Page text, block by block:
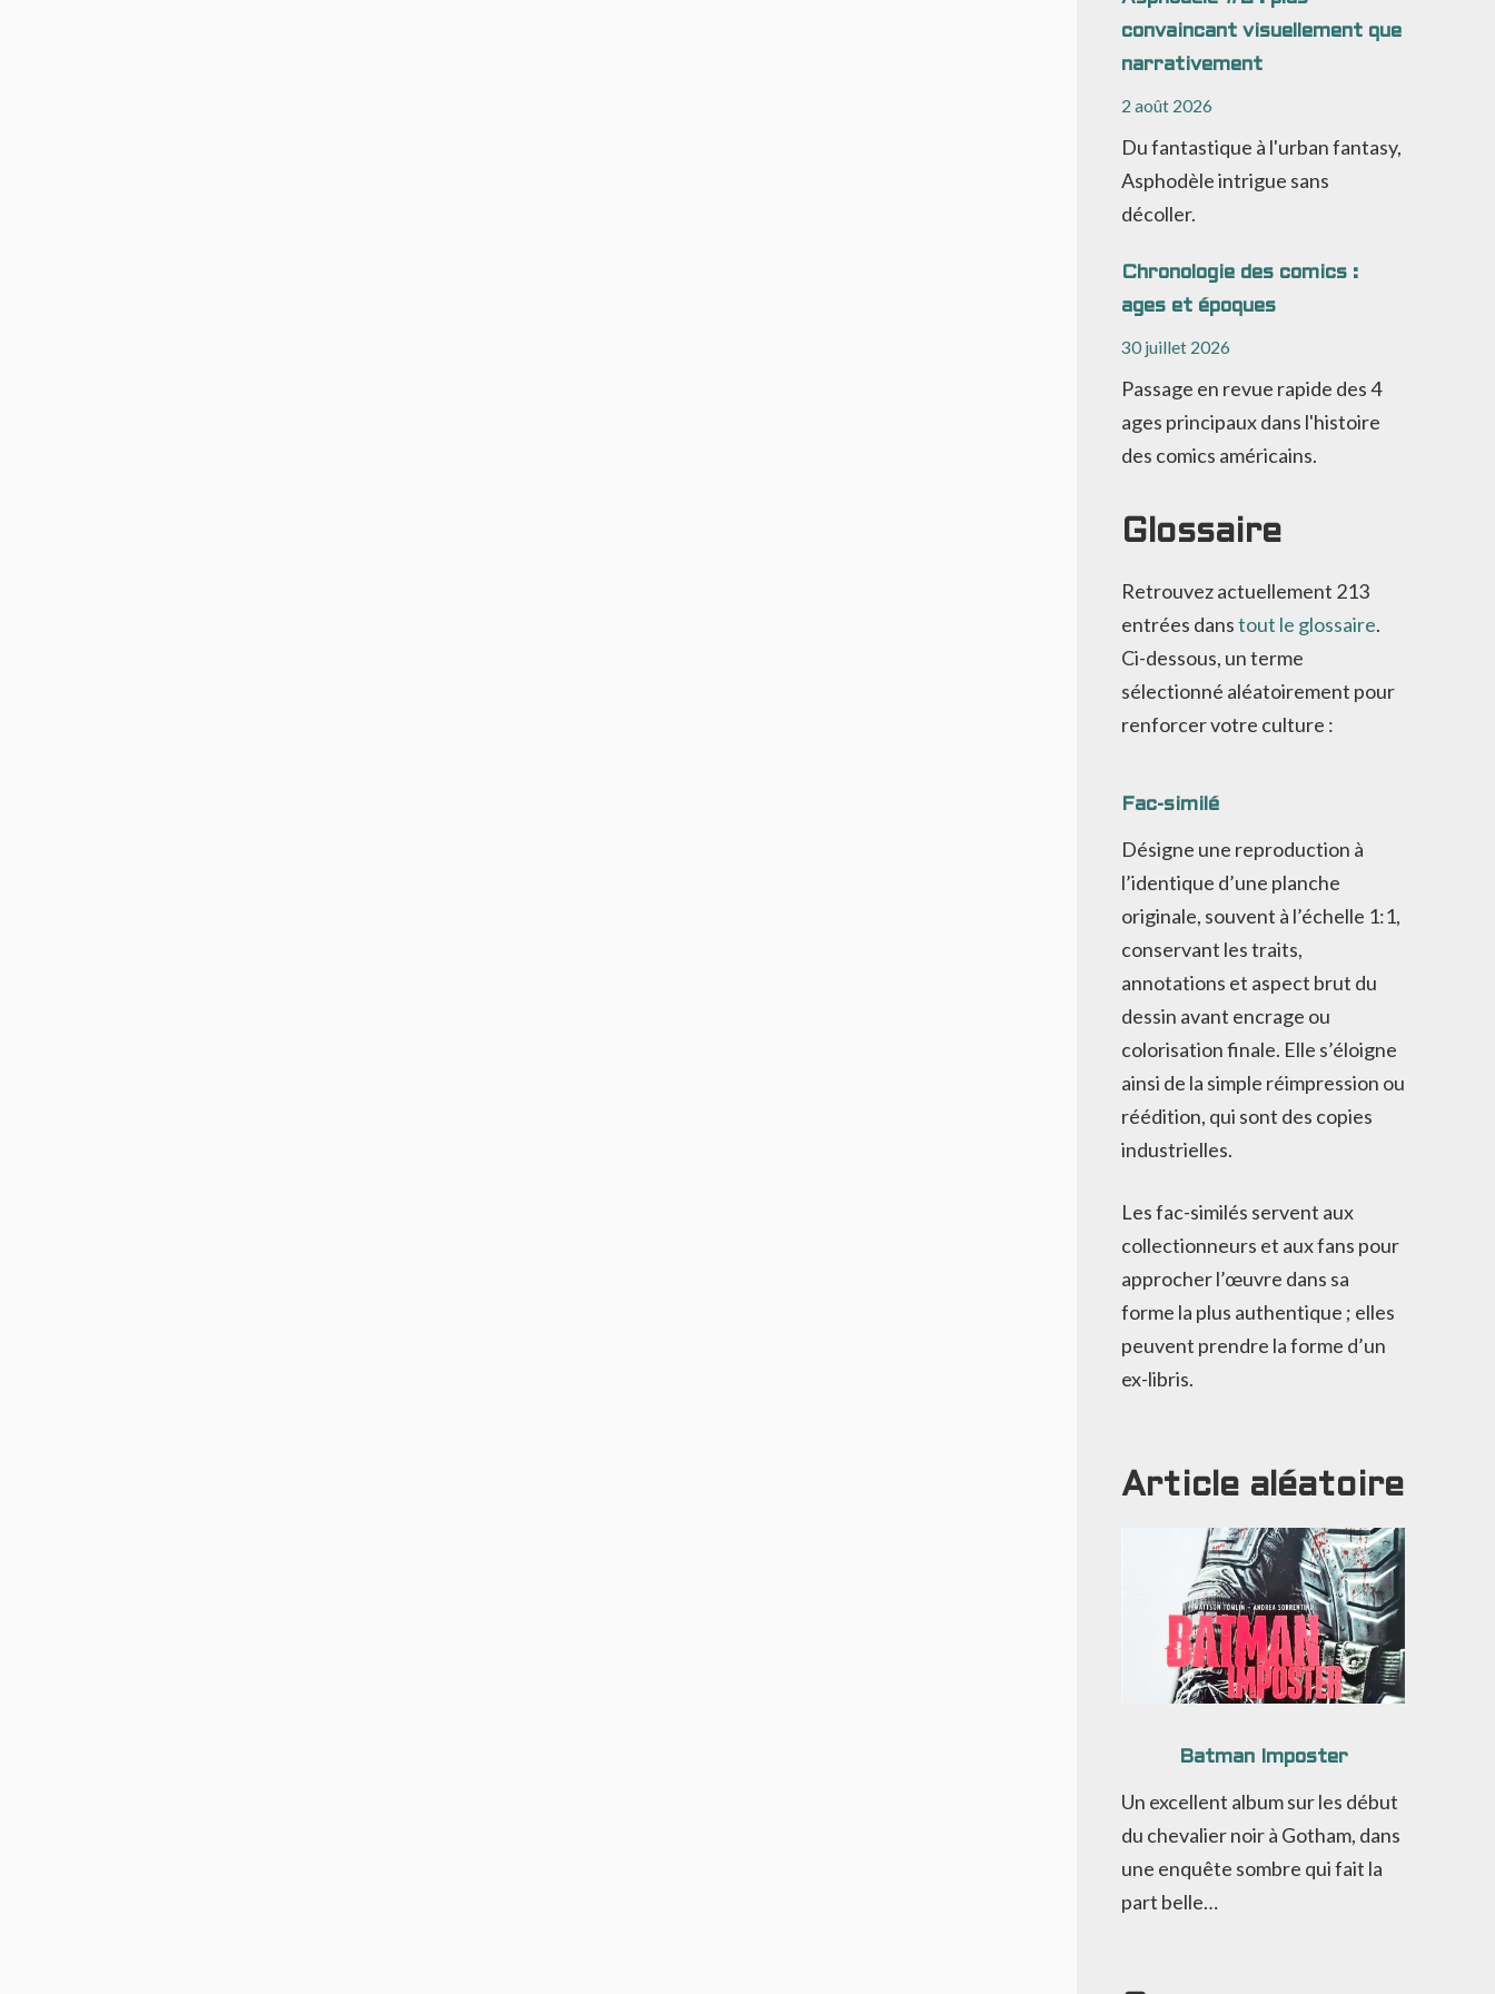
convaincant visuellement que
narrativement
2 août 2026
Du fantastique à l'urban fantasy,
Asphodèle intrigue sans
décoller.
Chronologie des comics :
ages et époques
30 juillet 2026
Passage en revue rapide des 4
ages principaux dans l'histoire
des comics américains.
Glossaire
Retrouvez actuellement 213
entrées danstout le glossaire.
Ci-dessous, un terme
sélectionné aléatoirement pour
renforcer votre culture :
Fac-similé
Désigne une reproduction à
l’identique d’une planche
originale, souvent à l’échelle 1:1,
conservant les traits,
annotations et aspect brut du
dessin avant encrage ou
colorisation finale. Elle s’éloigne
ainsi de la simple réimpression ou
réédition, qui sont des copies
industrielles.
Les fac-similés servent aux
collectionneurs et aux fans pour
approcher l’œuvre dans sa
forme la plus authentique ; elles
peuvent prendre la forme d’un
ex-libris.
Article aléatoire
Batman Imposter
Un excellent album sur les début
du chevalier noir à Gotham, dans
une enquête sombre qui fait la
part belle…